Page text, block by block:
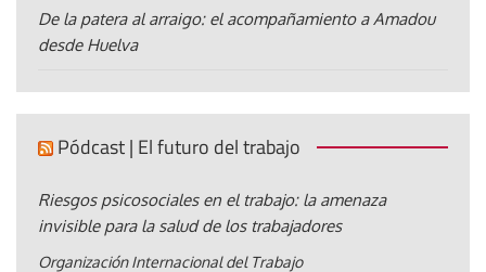
De la patera al arraigo: el acompañamiento a Amadou
desde Huelva
Pódcast | El futuro del trabajo
Riesgos psicosociales en el trabajo: la amenaza
invisible para la salud de los trabajadores
Organización Internacional del Trabajo